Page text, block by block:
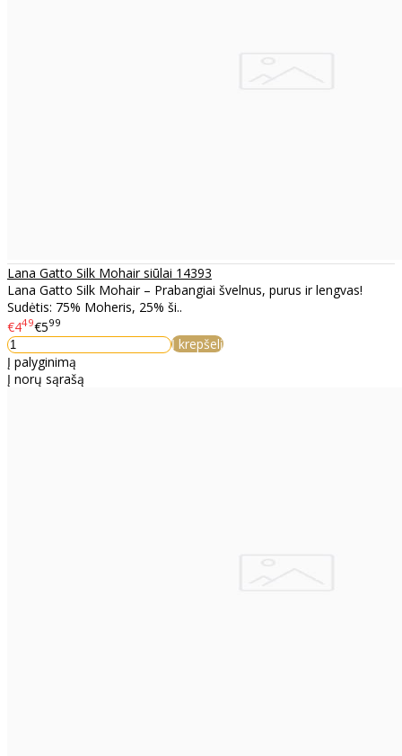
Lana Gatto Silk Mohair siūlai 14393
Lana Gatto Silk Mohair – Prabangiai švelnus, purus ir lengvas!
Sudėtis: 75% Moheris, 25% ši..
€449€599
Į krepšelį
Į palyginimą
Į norų sąrašą